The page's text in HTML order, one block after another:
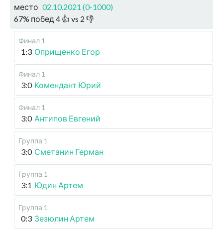
место 02.10.2021 (0-1000)
67% побед 4 👍 vs 2 👎
Финал 1
1:3 Оприщенко Егор
Финал 1
3:0 Комендант Юрий
Финал 1
3:0 Антипов Евгений
Группа 1
3:0 Сметанин Герман
Группа 1
3:1 Юдин Артем
Группа 1
0:3 Зезюлин Артем